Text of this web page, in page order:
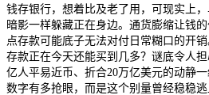
钱存银行，想着比及老了用，可现实上
暗影一样躲藏正在身边。通货膨缩让钱
点存款可能底子无法对付日常糊口的开
存款正在今天还能买到几多？谜底令人担
亿人平易近币、折合20万亿美元的动静
数字有多抢眼，而是这个别量曾经稳稳